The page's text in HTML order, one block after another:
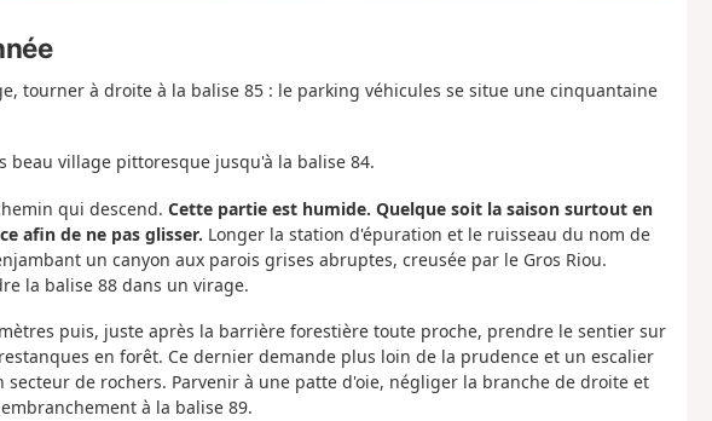
tourner à droite à la balise 85 : le parking véhicules se situe une cinquantaine
beau village pittoresque jusqu'à la balise 84.
qui descend. Cette partie est humide. Quelque soit la saison surtout en
afin de ne pas glisser. Longer la station d'épuration et le ruisseau du nom de
un canyon aux parois grises abruptes, creusée par le Gros Riou.
la balise 88 dans un virage.
puis, juste après la barrière forestière toute proche, prendre le sentier sur
en forêt. Ce dernier demande plus loin de la prudence et un escalier
de rochers. Parvenir à une patte d'oie, négliger la branche de droite et
à la balise 89.